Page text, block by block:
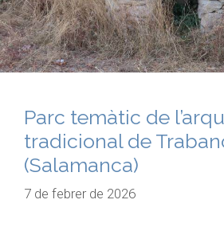
Parc temàtic de
tradicional de
(Salamanca)
7 de febrer de 2026